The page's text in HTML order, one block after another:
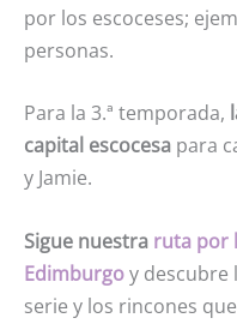
por los escoceses;
personas.
Para la 3.ª temporada,
capital escocesa para
y Jamie.
Sigue nuestra ruta por
Edimburgoy descubre
serie y los rincones